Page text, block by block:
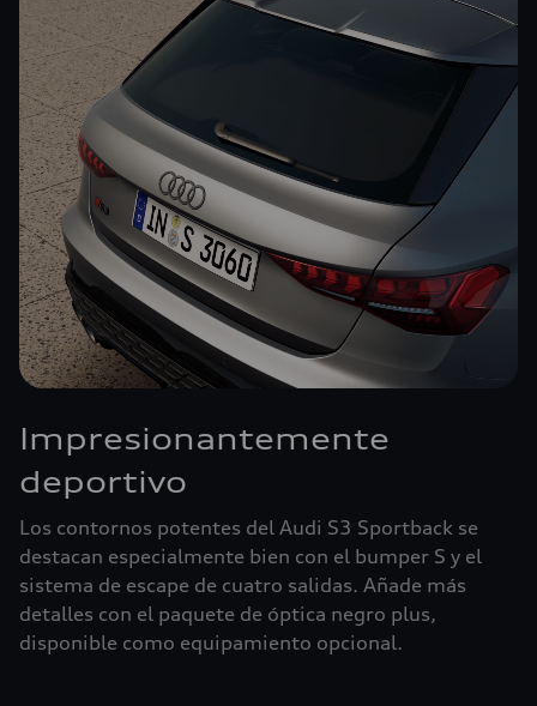
Impresionantemente
deportivo
Los contornos potentes del Audi S3 Sportback se
destacan especialmente bien con el bumper S y el
sistema de escape de cuatro salidas. Añade más
detalles con el paquete de óptica negro plus,
disponible como equipamiento opcional.